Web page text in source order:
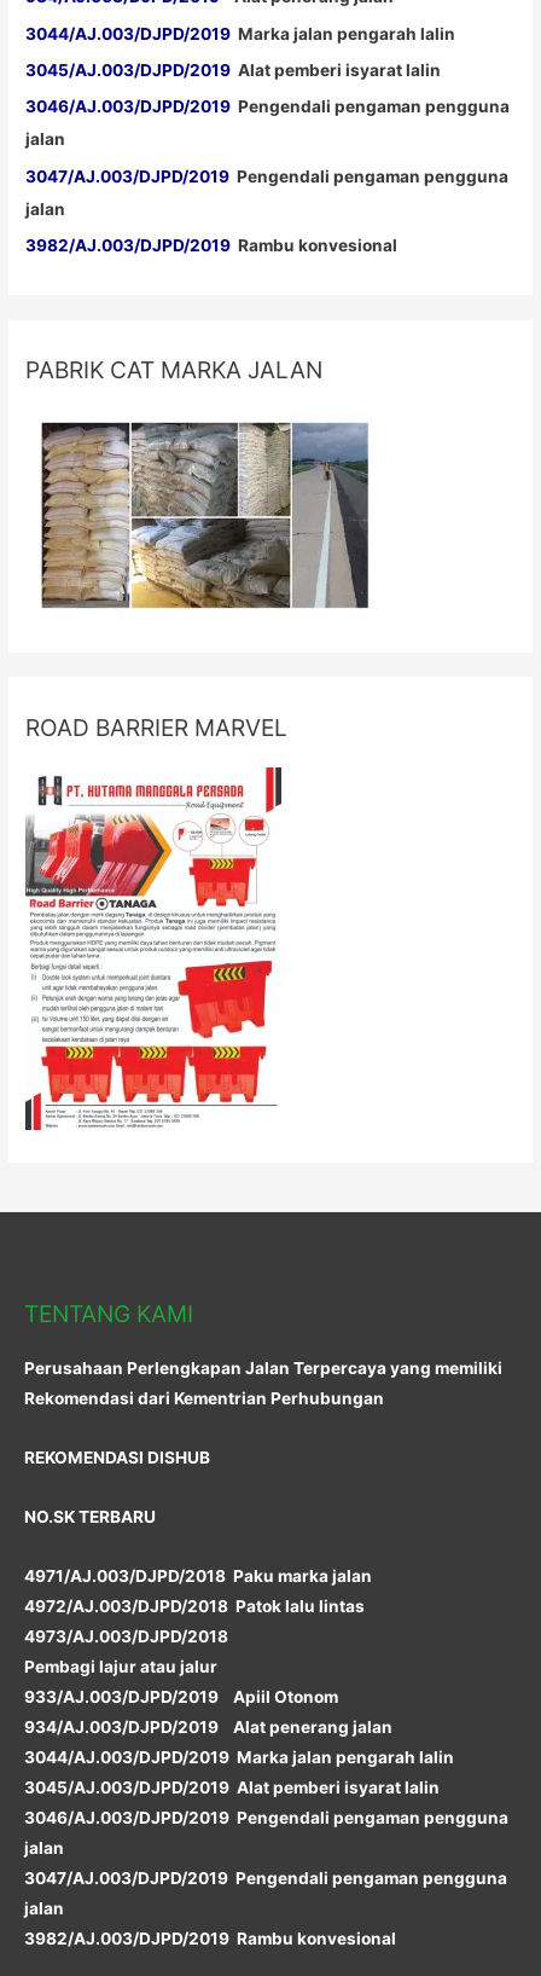
3044/AJ.003/DJPD/2019 Marka jalan pengarah lalin
3045/AJ.003/DJPD/2019 Alat pemberi isyarat lalin
3046/AJ.003/DJPD/2019 Pengendali pengaman pengguna
jalan
3047/AJ.003/DJPD/2019 Pengendali pengaman pengguna
jalan
3982/AJ.003/DJPD/2019 Rambu konvesional
PABRIK CAT MARKA JALAN
ROAD BARRIER MARVEL
TENTANG KAMI
Perusahaan Perlengkapan Jalan Terpercaya yang memiliki
Rekomendasi dari Kementrian Perhubungan
REKOMENDASI DISHUB
NO.SK TERBARU
4971/AJ.003/DJPD/2018 Paku marka jalan
4972/AJ.003/DJPD/2018 Patok lalu lintas
4973/AJ.003/DJPD/2018
Pembagi lajur atau jalur
933/AJ.003/DJPD/2019 Apiil Otonom
934/AJ.003/DJPD/2019 Alat penerang jalan
3044/AJ.003/DJPD/2019 Marka jalan pengarah lalin
3045/AJ.003/DJPD/2019 Alat pemberi isyarat lalin
3046/AJ.003/DJPD/2019 Pengendali pengaman pengguna
jalan
3047/AJ.003/DJPD/2019 Pengendali pengaman pengguna
jalan
3982/AJ.003/DJPD/2019 Rambu konvesional